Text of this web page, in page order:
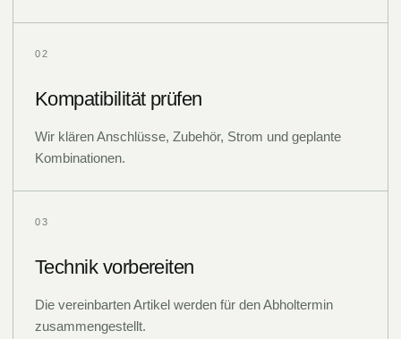
02
Kompatibilität prüfen
Wir klären Anschlüsse, Zubehör, Strom und geplante
Kombinationen.
03
Technik vorbereiten
Die vereinbarten Artikel werden für den Abholtermin
zusammengestellt.